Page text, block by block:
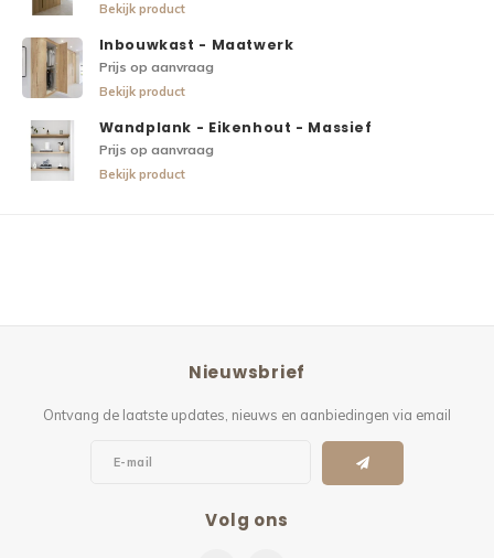
Bekijk product
Inbouwkast - Maatwerk
Prijs op aanvraag
Bekijk product
Wandplank - Eikenhout - Massief
Prijs op aanvraag
Bekijk product
Nieuwsbrief
Ontvang de laatste updates, nieuws en aanbiedingen via email
Volg ons